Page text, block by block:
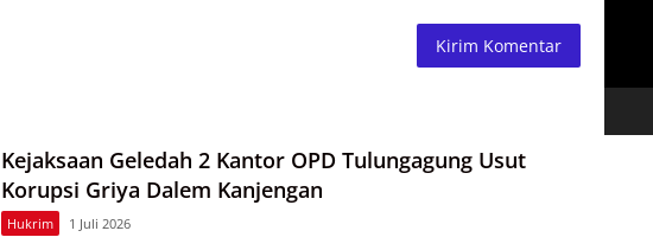
Kejaksaan Geledah 2 Kantor OPD Tulungagung Usut
Korupsi Griya Dalem Kanjengan
Hukrim 1 Juli 2026